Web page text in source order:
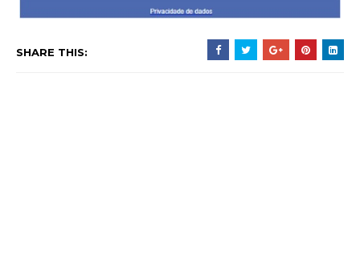
SHARE THIS: